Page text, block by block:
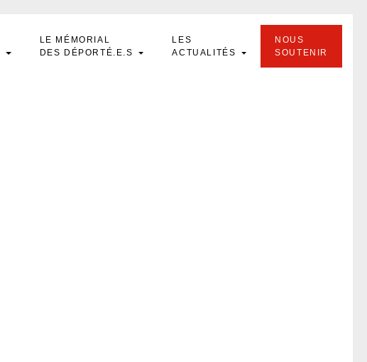
LE MÉMORIAL
DES DÉPORTÉ.E.S
LES
ACTUALITÉS
NOUS
SOUTENIR